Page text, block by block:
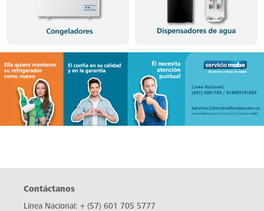
Contáctanos
Línea Nacional: + (57) 601 705 5777